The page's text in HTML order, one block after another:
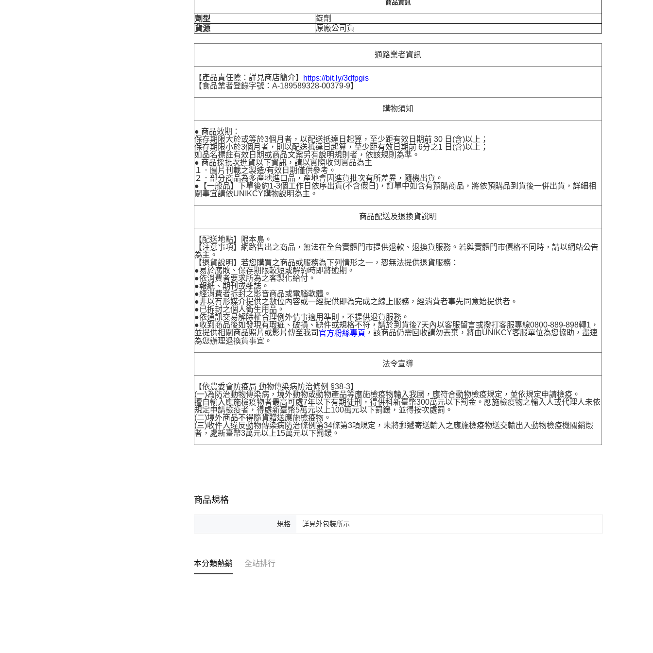
商品資訊
劑型
錠劑
貨源
原廠公司貨
通路業者資訊
【產品責任險：詳見商店簡介】
https://bit.ly/3dfpgis
【食品業者登錄字號：A-189589328-00379-9】
購物須知
● 商品效期：
保存期限大於或等於3個月者，以配送抵達日起算，至少距有效日期前 30 日(含)以上；
保存期限小於3個月者，則以配送抵達日起算，至少距有效日期前 6分之1 日(含)以上；
如品名標註有效日期或商品文案另有說明規則者，依該規則為準。
● 商品採批次進貨以下資訊，請以實際收到實品為主
１．圖片刊載之製造/有效日期僅供參考。
２．部分商品為多產地進口品，產地會因進貨批次有所差異，隨機出貨。
●【一般品】下單後約1-3個工作日依序出貨(不含假日)，訂單中如含有預購商品，將依預購品到貨後一併出貨，詳細相
關事宜請依UNIKCY購物說明為主。
商品配送及退換貨說明
【配送地點】限本島。
【注意事項】網路售出之商品，無法在全台實體門市提供退款、退換貨服務。若與實體門市價格不同時，請以網站公告
為主。
【退貨說明】若您購買之商品或服務為下列情形之一，恕無法提供退貨服務：
●易於腐敗、保存期限較短或解約時即將逾期。
●依消費者要求所為之客製化給付。
●報紙、期刊或雜誌。
●經消費者拆封之影音商品或電腦軟體。
●非以有形媒介提供之數位內容或一經提供即為完成之線上服務，經消費者事先同意始提供者。
●已拆封之個人衛生用品。
●依通訊交易解除權合理例外情事適用準則，不提供退貨服務。
●收到商品後如發現有瑕疵、破損、缺件或規格不符，請於到貨後7天內以客服留言或撥打客服專線0800-889-898轉1，
並提供相關商品照片或影片傳至我司 官方粉絲專頁 ，該商品仍需回收請勿丟棄，將由UNIKCY客服單位為您協助，盡速
為您辦理退換貨事宜。
法令宣導
【依農委會防疫局 動物傳染病防治條例 §38-3】
(一)為防治動物傳染病，境外動物或動物產品等應施檢疫物輸入我國，應符合動物檢疫規定，並依規定申請檢疫。
擅自輸入應施檢疫物者最高可處7年以下有期徒刑，得併科新臺幣300萬元以下罰金。應施檢疫物之輸入人或代理人未依
規定申請檢疫者，得處新臺幣5萬元以上100萬元以下罰鍰，並得按次處罰。
(二)境外商品不得隨貨贈送應施檢疫物。
(三)收件人違反動物傳染病防治條例第34條第3項規定，未將郵遞寄送輸入之應施檢疫物送交輸出入動物檢疫機關銷燬
者，處新臺幣3萬元以上15萬元以下罰鍰。
商品規格
規格 詳見外包裝所示
本分類熱銷 全站排行